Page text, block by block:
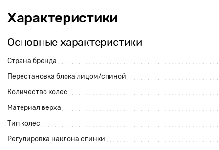
Характеристики
Основные характеристики
Страна бренда
Перестановка блока лицом/спиной
Количество колес
Материал верха
Тип колес
Регулировка наклона спинки